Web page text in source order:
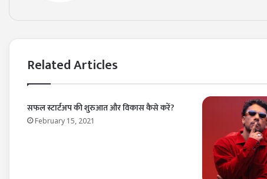
Related Articles
सफल स्टार्टअप की शुरुआत और विकास कैसे करें?
February 15, 2021